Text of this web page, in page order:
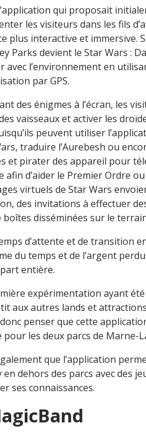
qui proposait
les visiteurs dans les fils
plus interactive et immersive.
Parks devient le Star Wars :
avec l’environnement en
par GPS.
des énigmes à l’écran, les
vaisseaux et activer les
peuvent utiliser
traduire l’Aurebesh ou
et pirater des appareil pour
afin d’aider le Premier Ordre
virtuels de Star Wars
des invitations à effectuer
boîtes disséminées sur le
d’attente et de transition
du temps et de l’argent
entière.
expérimentation ayant été
aux autres lands et
penser que cette
pour les deux parcs de Marne-
que l’application
en dehors des parcs avec des
ses connaissances.